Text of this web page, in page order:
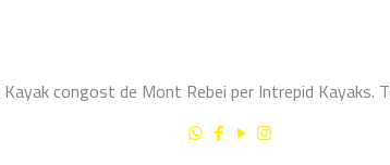
congost de Mont Rebei per Intrepid Kayaks.